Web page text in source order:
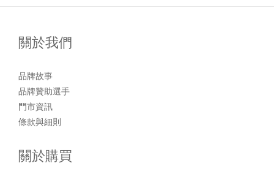
關於我們
品牌故事
品牌贊助選手
門市資訊
條款與細則
關於購買